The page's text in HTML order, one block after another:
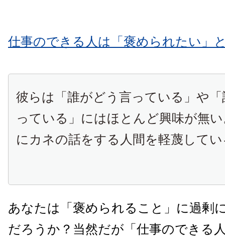
仕事のできる人は「褒められたい」
彼らは「誰がどう言っている」や
っている」にはほとんど興味が無
にカネの話をする人間を軽蔑して
あなたは「褒められること」に過剰
だろうか？当然だが「仕事のできる